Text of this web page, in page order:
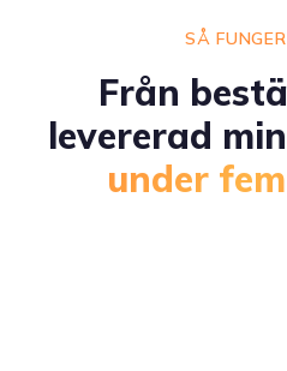
SÅ
Från
levererad
under